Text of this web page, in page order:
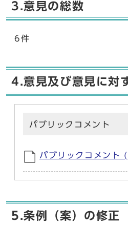
3.意見の総数
6件
4.意見及び意見に対
パブリックコメント
パブリックコメン
5.条例（案）の修正